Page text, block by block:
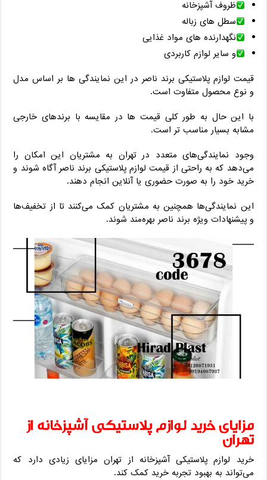
ظروف آشپزخانه
سطل های زباله
نگهدارنده های مواد غذایی
و سایر لوازم کاربردی
قیمت لوازم پلاستیکی برند ناصر در این نمایندگی ها بر اساس مدل
و نوع محصول متفاوت است.
با این حال به طور کلی قیمت ها در مقایسه با برندهای خارجی
مشابه بسیار مناسب تر است.
وجود نمایندگی‌های متعدد در تهران به مشتریان این امکان را
می‌دهد که به راحتی از قیمت لوازم پلاستیکی برند ناصر آگاه شوند و
خرید خود را به صورت حضوری یا آنلاین انجام دهند.
این نمایندگی‌ها همچنین به مشتریان کمک می‌کنند تا از تخفیف‌ها
و پیشنهادات ویژه برند ناصر بهره‌مند شوند.
مزایای خرید لوازم پلاستیکی آشپزخانه از
تهران
خرید لوازم پلاستیکی آشپزخانه از تهران مزایای زیادی دارد که
می‌تواند به بهبود تجربه خرید کمک کند.